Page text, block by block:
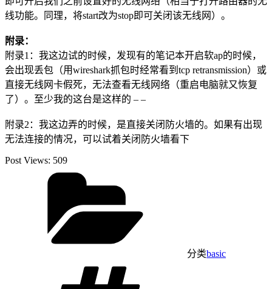
线功能。同理，将start改为stop即可关闭该无线网）。
附录：
附录1：我这边试的时候，发现有的笔记本开启软ap的时候，
会出现丢包（用wireshark抓包时经常看到tcp retransmission）或
直接无线网卡假死，无法查看无线网络（重启电脑就又恢复
了）。至少我的这台是这样的 – –
附录2：我这边弄的时候，是直接关闭防火墙的。如果有出现
无法连接的情况，可以试着关闭防火墙看下
Post Views: 509
分类basic